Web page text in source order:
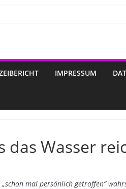
IMPRESSUM
das Wasser
mal persönlich getroffen”